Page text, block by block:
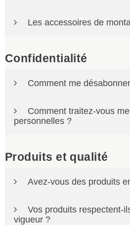
les produits. Vous pouvez
Les accessoires de
Confidentialité
Comment me
lien présent dans nos e-mails.
Comment traitez-vous
personnelles ?
réglementation applicable.
Produits et qualité
Avez-vous des produits
grande partie de notre offre est
sur mesure.
Vos produits respectent-
vigueur ?